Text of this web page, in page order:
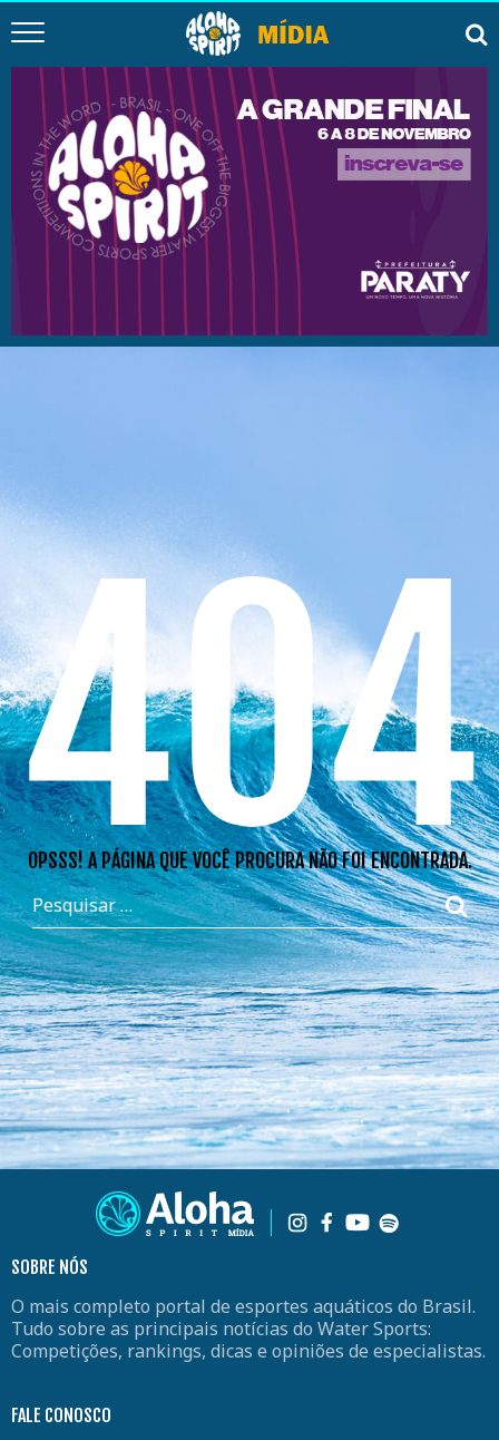
404
OPSSS! A PÁGINA QUE VOCÊ PROCURA NÃO FOI ENCONTRADA.
SOBRE NÓS
O mais completo portal de esportes aquáticos do Brasil.
Tudo sobre as principais notícias do Water Sports:
Competições, rankings, dicas e opiniões de especialistas.
FALE CONOSCO